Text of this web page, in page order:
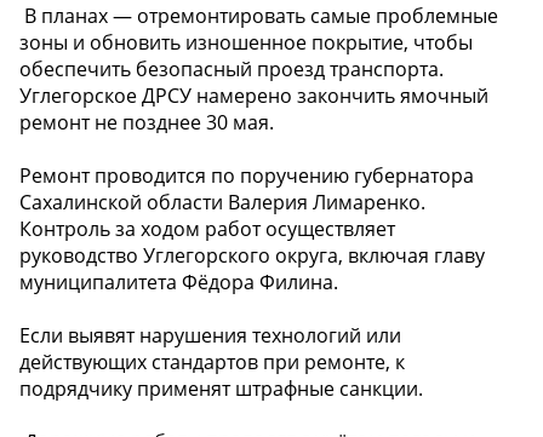
️ В планах — отремонтировать самые проблемные
зоны и обновить изношенное покрытие, чтобы
обеспечить безопасный проезд транспорта.
Углегорское ДРСУ намерено закончить ямочный
ремонт не позднее 30 мая.
Ремонт проводится по поручению губернатора
Сахалинской области Валерия Лимаренко.
Контроль за ходом работ осуществляет
руководство Углегорского округа, включая главу
муниципалитета Фёдора Филина.
Если выявят нарушения технологий или
действующих стандартов при ремонте, к
подрядчику применят штрафные санкции.